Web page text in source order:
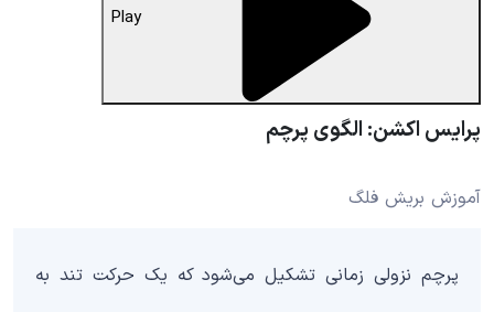
Play
پرایس اکشن: الگوی پرچم
آموزش بریش فلگ
پرچم نزولی زمانی تشکیل می‌شود که یک حرکت تند به